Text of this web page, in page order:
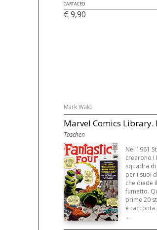
CARTACEO
€ 9,90
Mark Waid
Marvel Comics Library.
Taschen
Nel 1961
crearono I
squadra
per i suoi
che diede
fumetto.
prime 20
e
...